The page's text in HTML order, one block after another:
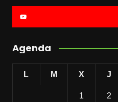
Agenda
L M X J
1 2